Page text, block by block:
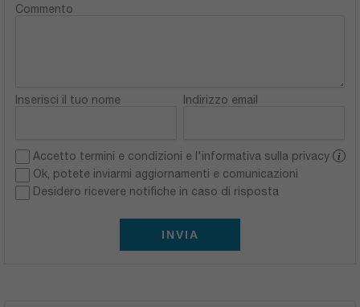
Commento
Inserisci il tuo nome Indirizzo email
Accetto termini e condizioni e l'informativa sulla privacy i
Ok, potete inviarmi aggiornamenti e comunicazioni
Desidero ricevere notifiche in caso di risposta
INVIA